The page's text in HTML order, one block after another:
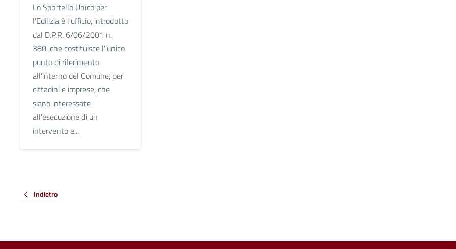
Lo Sportello Unico per
l'Edilizia è l'ufficio, introdotto
dal D.P.R. 6/06/2001 n.
380, che costituisce l'’unico
punto di riferimento
all'interno del Comune, per
cittadini e imprese, che
siano interessate
all'esecuzione di un
intervento e...
Indietro